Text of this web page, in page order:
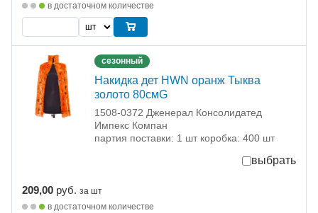
в достаточном количестве
сезонный
Накидка дет HWN оранж Тыква
золото 80смG
1508-0372 Дженерал Консолидатед
Импекс Компан
партия поставки: 1 шт коробка: 400 шт
выбрать
209,00 руб. за шт
в достаточном количестве